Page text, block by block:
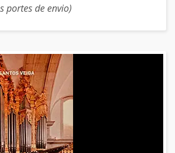
portes de envio)